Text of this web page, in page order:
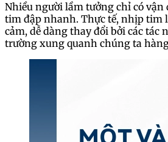
Nhiều người lầm tưởng chỉ có
tim đập nhanh. Thực tế, nhịp tim
cảm, dễ dàng thay đổi bởi các tác
trường xung quanh chúng ta